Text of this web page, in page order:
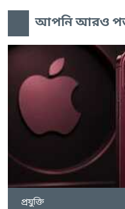
আপনি আরও
প্রযুক্তি